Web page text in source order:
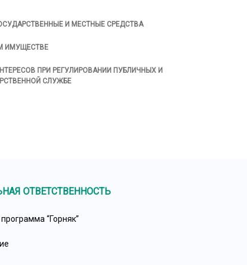
И МЕСТНЫЕ СРЕДСТВА
ИМУЩЕСТВЕ
ПРИ РЕГУЛИРОВАНИИ ПУБЛИЧНЫХ И
СЛУЖБЕ
ОТВЕТСТВЕННОСТЬ
“Горняк”